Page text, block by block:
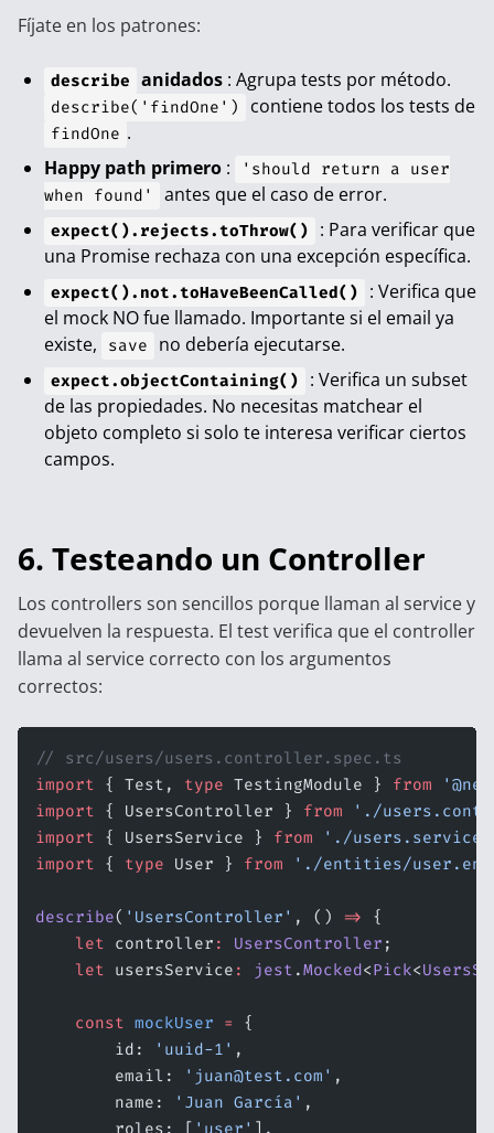
Fíjate en los patrones:
describe anidados: Agrupa tests por método.
describe('findOne') contiene todos los tests de
findOne .
Happy path primero :
'should return a user
when found'
antes que el caso de error.
expect().rejects.toThrow()
: Para verificar que
una Promise rechaza con una excepción específica.
expect().not.toHaveBeenCalled()
: Verifica que
el mock NO fue llamado. Importante si el email ya
existe,
save no debería ejecutarse.
expect.objectContaining()
: Verifica un subset
de las propiedades. No necesitas matchear el
objeto completo si solo te interesa verificar ciertos
campos.
6. Testeando un Controller
Los controllers son sencillos porque llaman al service y
devuelven la respuesta. El test verifica que el controller
llama al service correcto con los argumentos
correctos:
// src/users/users.controller.spec.ts
import { Test, type TestingModule } from
import { UsersController } from './
import { UsersService } from './users.service'
import { type User } from './entities/
describe( 'UsersController' , () =>
{
    let
controller : UsersController ;
    let
usersService : jest .Mocked<Pick<
    const
mockUser =
{
        id:
'uuid-1' ,
        email:
'juan@test.com' ,
        name:
'Juan García' ,